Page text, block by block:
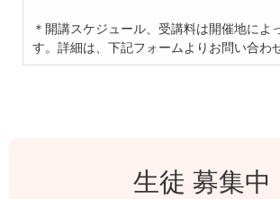
＊開講スケジュール、受講料は開催地によ
す。詳細は、下記フォームよりお問い合わ
生徒 募集中